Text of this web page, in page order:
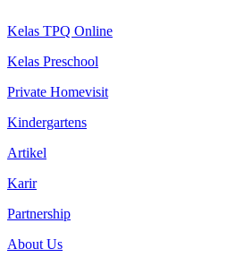
Kelas TPQ Online
Kelas Preschool
Private Homevisit
Kindergartens
Artikel
Karir
Partnership
About Us